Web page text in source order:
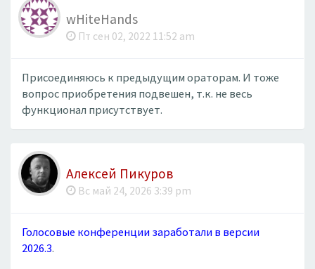
wHiteHands
Пт сен 02, 2022 11:52 am
Присоединяюсь к предыдущим ораторам. И тоже
вопрос приобретения подвешен, т.к. не весь
функционал присутствует.
Алексей Пикуров
Вс май 24, 2026 3:39 pm
Голосовые конференции заработали в версии
2026.3.